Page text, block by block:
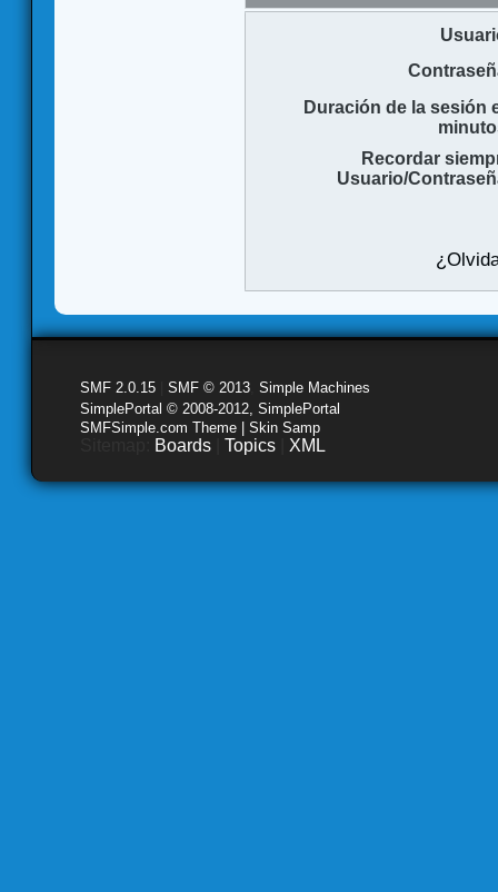
Duración de la sesión
Recordar
Usuario/
SMF 2.0.15 SMF © 2013 Simple Machines
SimplePortal © 2008-2012, SimplePortal
SMFSimple.com Theme | Skin Samp
Boards Topics XML